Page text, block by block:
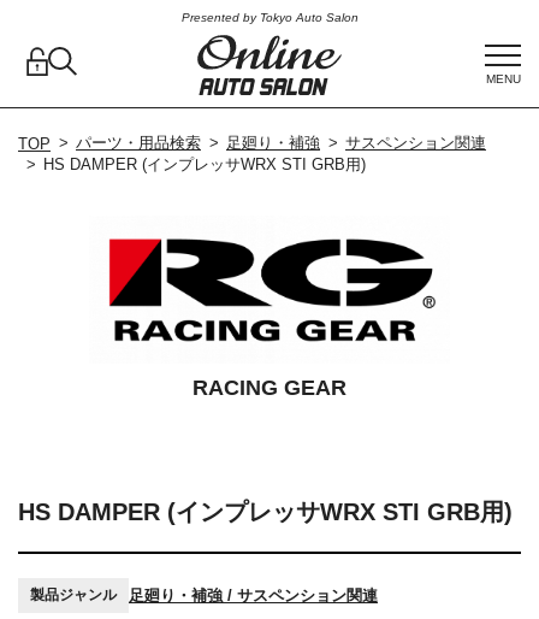
Presented by Tokyo Auto Salon
MENU
TOP パーツ・用品検索 足廻り・補強
サスペンション関連
HS DAMPER (インプレッサWRX STI GRB用)
HS DAMPER (インプレッサWRX STI GRB用)
製品ジャンル 足廻り・補強 / サスペンション関連
RACING GEAR